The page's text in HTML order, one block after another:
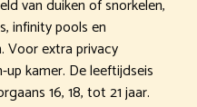
van duiken of snorkelen,
infinity pools en
Voor extra privacy
kamer. De leeftijdseis
16, 18, tot 21 jaar.